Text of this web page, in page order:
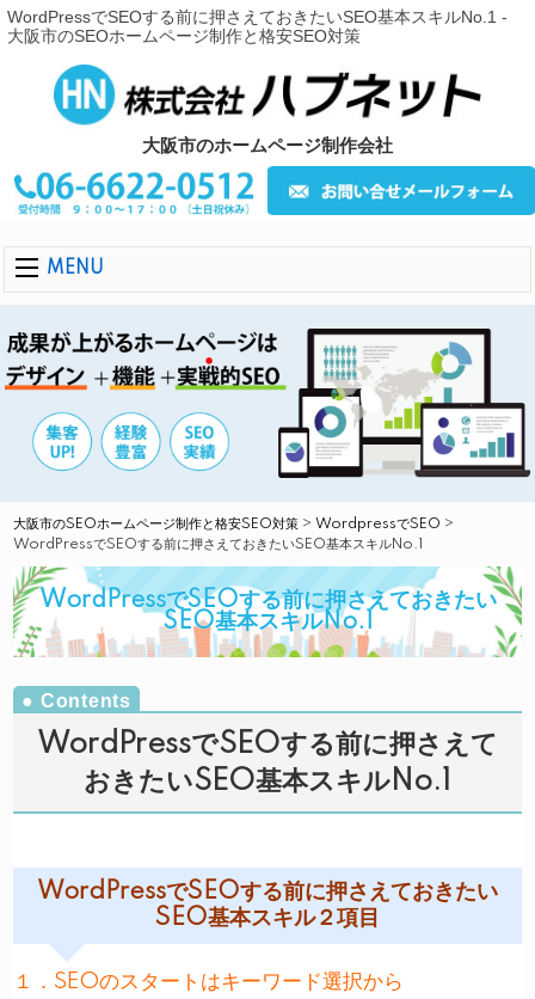
WordPressでSEOする前に押さえておきたいSEO基本スキルNo.1 -
大阪市のSEOホームページ制作と格安SEO対策
大阪市のホームページ制作会社
MENU
大阪市のSEOホームページ制作と格安SEO対策 >WordpressでSEO >
WordPressでSEOする前に押さえておきたいSEO基本スキルNo.1
WordPressでSEOする前に押さえておきたい
SEO基本スキルNo.1
WordPressでSEOする前に押さえて
おきたいSEO基本スキルNo.1
WordPressでSEOする前に押さえておきたい
SEO基本スキル２項目
１．SEOのスタートはキーワード選択から